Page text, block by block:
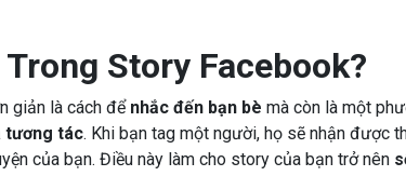
Story Facebook?
giản là cách để nhắc đến bạn bè mà còn là một
tương tác. Khi bạn tag một người, họ sẽ nhận được
của bạn. Điều này làm cho story của bạn trở nên